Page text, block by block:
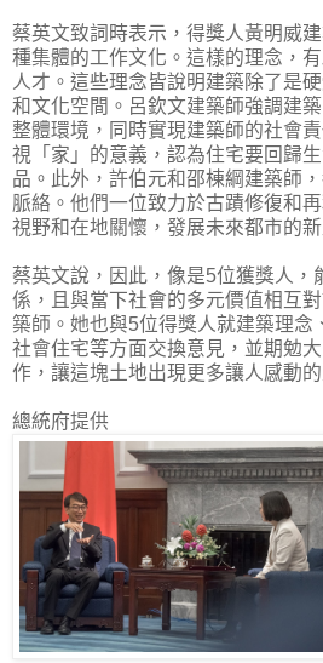
蔡英文致詞時表示，得獎人黃明威
種集體的工作文化。這樣的理念，
人才。這些理念皆說明建築除了是
和文化空間。呂欽文建築師強調建
整體環境，同時實現建築師的社會
視「家」的意義，認為住宅要回歸
品。此外，許伯元和邵棟綱建築師
脈絡。他們一位致力於古蹟修復和
視野和在地關懷，發展未來都市的新
蔡英文說，因此，像是5位獲獎人，
係，且與當下社會的多元價值相互
築師。她也與5位得獎人就建築理念
社會住宅等方面交換意見，並期勉
作，讓這塊土地出現更多讓人感動的
總統府提供